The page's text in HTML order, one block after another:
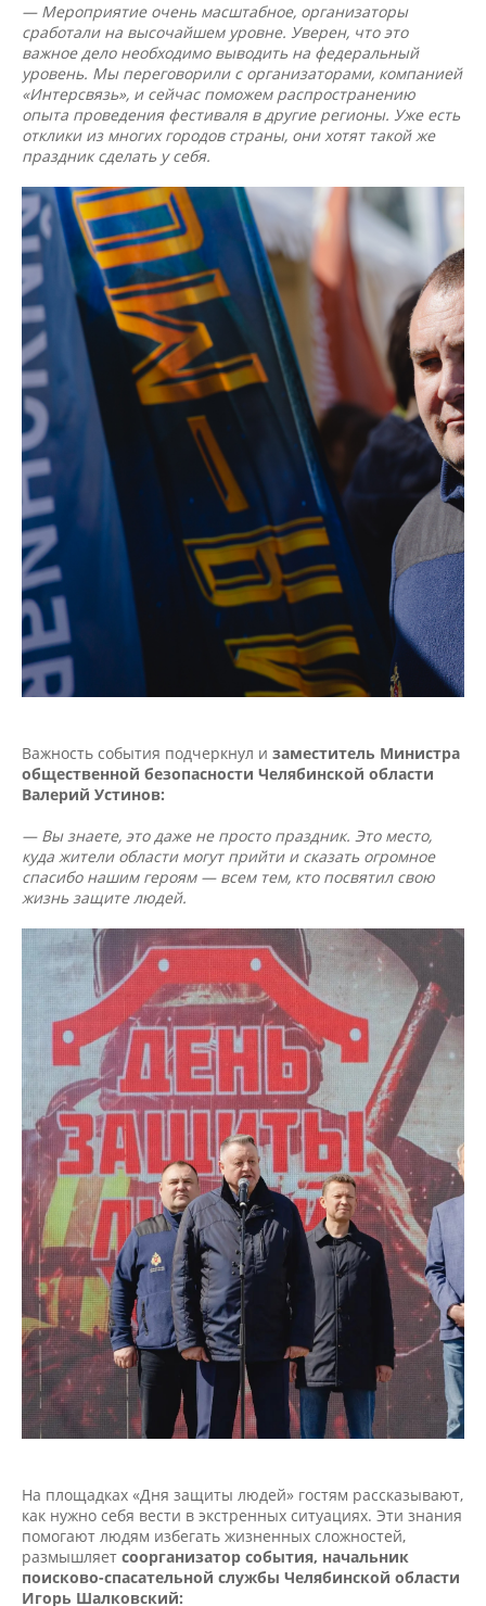
— Мероприятие очень масштабное, организаторы
сработали на высочайшем уровне. Уверен, что это
важное дело необходимо выводить на федеральный
уровень. Мы переговорили с организаторами, компанией
«Интерсвязь», и сейчас поможем распространению
опыта проведения фестиваля в другие регионы. Уже есть
отклики из многих городов страны, они хотят такой же
праздник сделать у себя.
Важность события подчеркнул и заместитель Министра
общественной безопасности Челябинской области
Валерий Устинов:
— Вы знаете, это даже не просто праздник. Это место,
куда жители области могут прийти и сказать огромное
спасибо нашим героям — всем тем, кто посвятил свою
жизнь защите людей.
На площадках «Дня защиты людей» гостям рассказывают,
как нужно себя вести в экстренных ситуациях. Эти знания
помогают людям избегать жизненных сложностей,
размышляет соорганизатор события, начальник
поисково-спасательной службы Челябинской области
Игорь Шалковский: